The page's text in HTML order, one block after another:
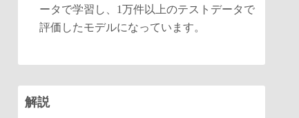
ータで学習し、1万件以上のテストデータで
評価したモデルになっています。
解説